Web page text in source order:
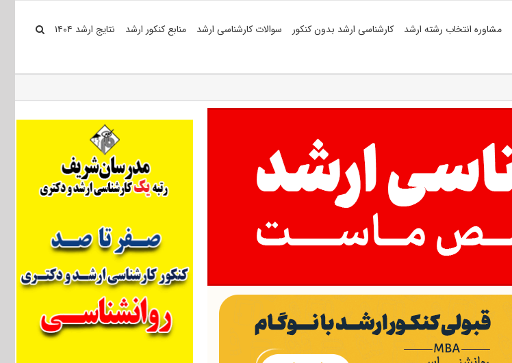
مشاوره انتخاب رشته ارشد کارشناسی ارشد بدون کنکور سوالات کارشناسی ارشد منابع کنکور ارشد نتایج ارشد ۱۴۰۴